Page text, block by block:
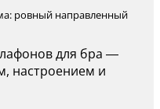
ровный направленный
для бра —
настроением и